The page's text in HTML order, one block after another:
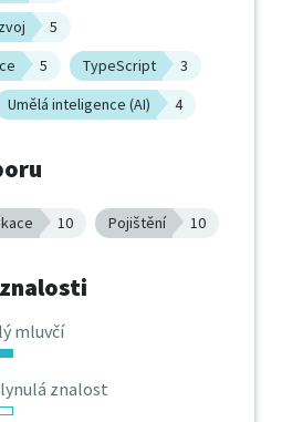
5
5 TypeScript
3
Umělá inteligence (AI) 4
10 Pojištění 10
mluvčí
znalost